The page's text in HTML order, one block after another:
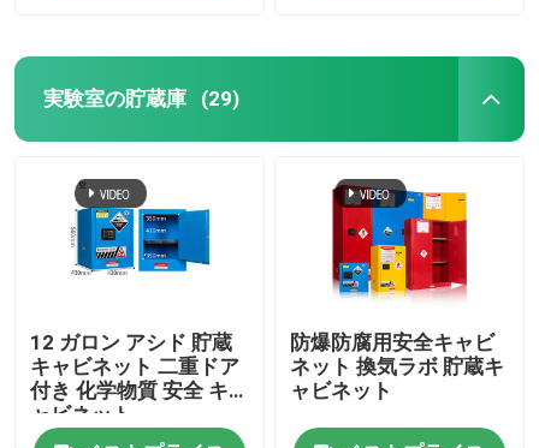
実験室の貯蔵庫 (29)
12 ガロン アシド 貯蔵
キャビネット 二重ドア
付き 化学物質 安全 キ
ャビネット
防爆防腐用安全キャビ
ネット 換気ラボ 貯蔵キ
ャビネット